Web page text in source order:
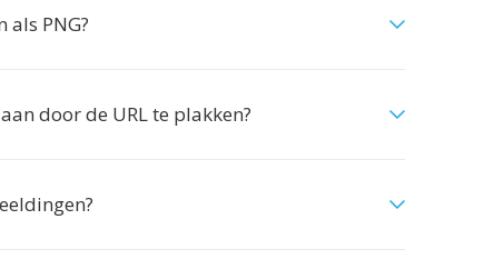
PNG?
door de URL te plakken?